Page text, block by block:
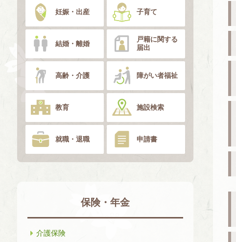
妊娠・出産 子育て
結婚・離婚
戸籍に関する
届出
高齢・介護 障がい者福祉
教育 施設検索
就職・退職 申請書
保険・年金
介護保険